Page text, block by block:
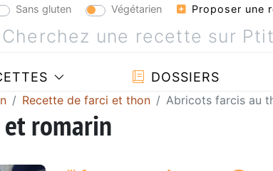
Sans gluten Végétarien Proposer une
DOSSIERS
Recette de farci et thon Abricots farcis au
romarin